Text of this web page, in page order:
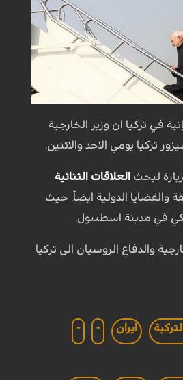
في تركيا ان وزير الخارجية
تركيا يومي الاحد والاثنين.
لبحث العلاقات الثنائية
والقضايا الدولية ايضاً. حيث
في مدينة اسطنبول.
والدفاع الروسيان الى تركيا
ايران -
-